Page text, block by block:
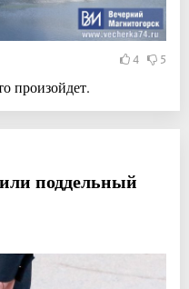
4 5
произойдет.
поддельный